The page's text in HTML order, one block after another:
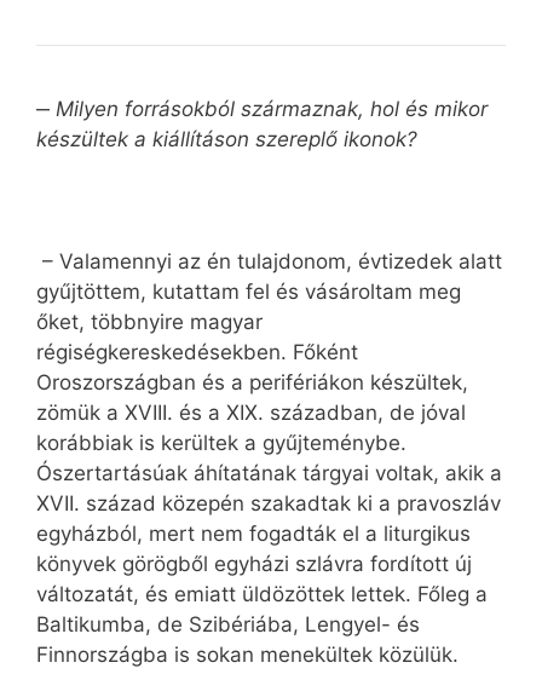
‒ Milyen forrásokból származnak, hol és mikor
készültek a kiállításon szereplő ikonok?
– Valamennyi az én tulajdonom, évtizedek alatt
gyűjtöttem, kutattam fel és vásároltam meg
őket, többnyire magyar
régiségkereskedésekben. Főként
Oroszországban és a perifériákon készültek,
zömük a XVIII. és a XIX. században, de jóval
korábbiak is kerültek a gyűjteménybe.
Ószertartásúak áhítatának tárgyai voltak, akik a
XVII. század közepén szakadtak ki a pravoszláv
egyházból, mert nem fogadták el a liturgikus
könyvek görögből egyházi szlávra fordított új
változatát, és emiatt üldözöttek lettek. Főleg a
Baltikumba, de Szibériába, Lengyel- és
Finnországba is sokan menekültek közülük.